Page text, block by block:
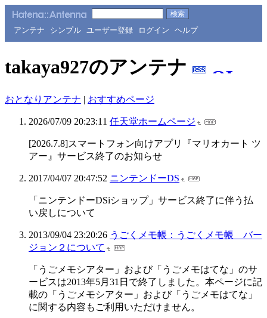
アンテナ シンプル ユーザー登録 ログイン ヘルプ
takaya927のアンテナ
おとなりアンテナ | おすすめページ
2026/07/09 20:23:11 任天堂ホームページ
[2026.7.8]スマートフォン向けアプリ『マリオカート ツ
アー』サービス終了のお知らせ
2017/04/07 20:47:52 ニンテンドーDS
「ニンテンドーDSiショップ」サービス終了に伴う払
い戻しについて
2013/09/04 23:20:26 うごくメモ帳：うごくメモ帳 バー
ジョン２について
「うごメモシアター」および「うごメモはてな」のサ
ービスは2013年5月31日で終了しました。本ページに記
載の「うごメモシアター」および「うごメモはてな」
に関する内容もご利用いただけません。